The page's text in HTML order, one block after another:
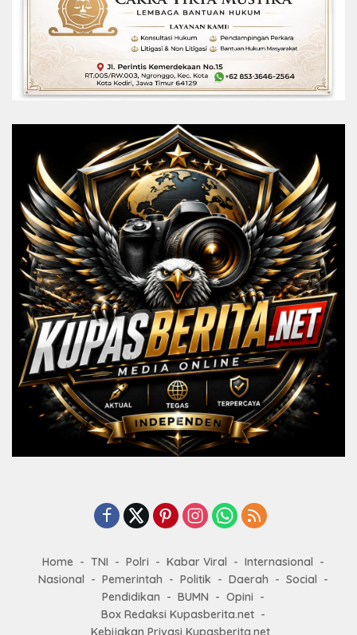
Home TNI Polri Kabar Viral
Internasional
Nasional
Pemerintah Politik Daerah
Social
Pendidikan
BUMN
Opini
Box Redaksi Kupasberita.net
Kebijakan Privasi Kupasberita.net